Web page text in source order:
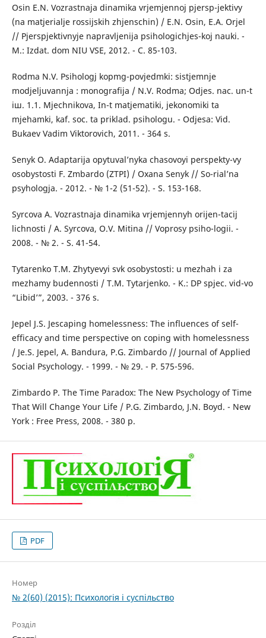
Osin E.N. Vozrastnaja dinamika vrjemjennoj pjersp-jektivy
(na matjerialje rossijskih zhjenschin) / E.N. Osin, E.A. Orjel
// Pjerspjektivnyje napravljenija psihologichjes-koj nauki. -
M.: Izdat. dom NIU VSE, 2012. - C. 85-103.
Rodma N.V. Psihologj kopmg-povjedmki: sistjemnje
modjeljuvannja : monografija / N.V. Rodma; Odjes. nac. un-t
іш. 1.1. Mjechnikova, In-t matjematiki, jekonomіki ta
mjehamki, kaf. soc. ta priklad. psihologu. - Odjesa: Vid.
Bukaev Vadim Vіktorovich, 2011. - 364 s.
Senyk O. Adaptarija opytuval’nyka chasovoyi perspekty-vy
osobystosti F. Zmbardo (ZTPI) / Oxana Senyk // So-rial’na
psyhologja. - 2012. - № 1-2 (51-52). - S. 153-168.
Syrcova A. Vozrastnaja dinamika vrjemjennyh orijen-tacij
lichnosti / A. Syrcova, O.V. Mitina // Voprosy psiho-logii. -
2008. - № 2. - S. 41-54.
Tytarenko T.M. Zhytyevyi svk osobystostі: u mezhah і za
mezhamy budennostі / T.M. Tytarjenko. - K.: DP spjec. vid-vo
“Libіd’”, 2003. - 376 s.
Jepel J.S. Jescaping homelessness: The influences of self-
efficacy and time perspective on coping with homelessness
/ Je.S. Jepel, A. Bandura, P.G. Zimbardo // Journal of Applied
Social Psychology. - 1999. - № 29. - P. 575-596.
Zimbardo P. The Time Paradox: The New Psychology of Time
That Will Change Your Life / P.G. Zimbardo, J.N. Boyd. - New
York : Free Press, 2008. - 380 p.
PDF
Номер
№ 2(60) (2015): Психологія і суспільство
Розділ